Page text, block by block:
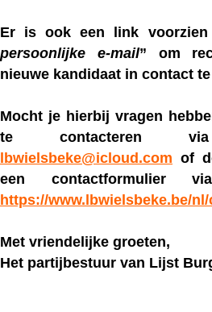
Er is ook een link
persoonlijke e-mail” om
nieuwe kandidaat in contact
Mocht je hierbij vragen
te contacteren
lbwielsbeke@icloud.com of
een contactformulier
https://www.lbwielsbeke.be/
Met vriendelijke groeten,
Het partijbestuur van Lijst